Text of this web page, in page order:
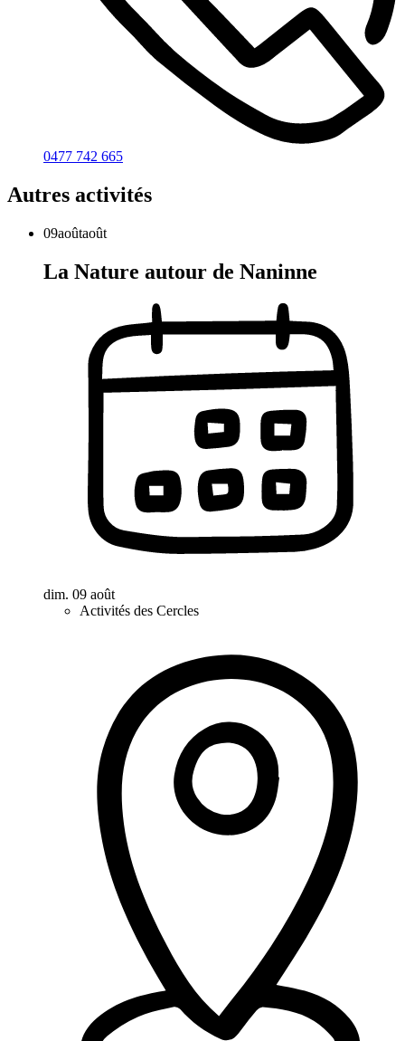
0477 742 665
Autres activités
09aoûtaoût
La Nature autour de Naninne
dim. 09 août
Activités des Cercles